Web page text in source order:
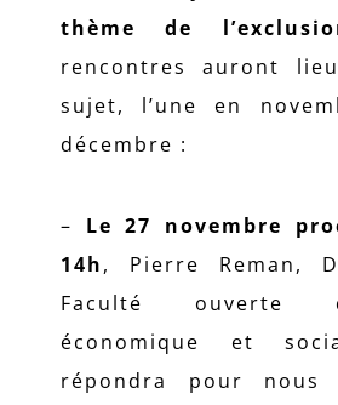
thème de
rencontres auront
sujet, l’une en
décembre :
– Le 27 novembre
14h, Pierre Reman,
Faculté ouverte
économique et
répondra pour